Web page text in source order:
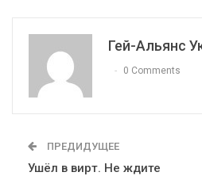
Гей-Альянс
0 Comments
ПРЕДИДУЩЕЕ
Ушёл в вирт. Не ждите